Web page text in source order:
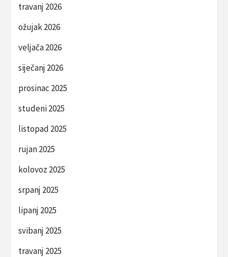
travanj 2026
ožujak 2026
veljača 2026
siječanj 2026
prosinac 2025
studeni 2025
listopad 2025
rujan 2025
kolovoz 2025
srpanj 2025
lipanj 2025
svibanj 2025
travanj 2025